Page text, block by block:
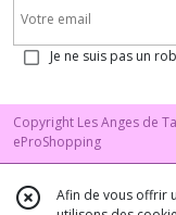
Je ne suis pas un
Copyright Les Anges de
eProShopping
Afin de vous offrir